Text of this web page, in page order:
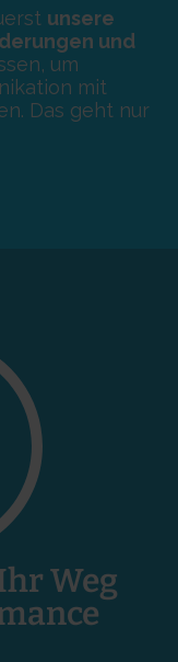
unsere
und
um
mit
Das geht nur
Weg